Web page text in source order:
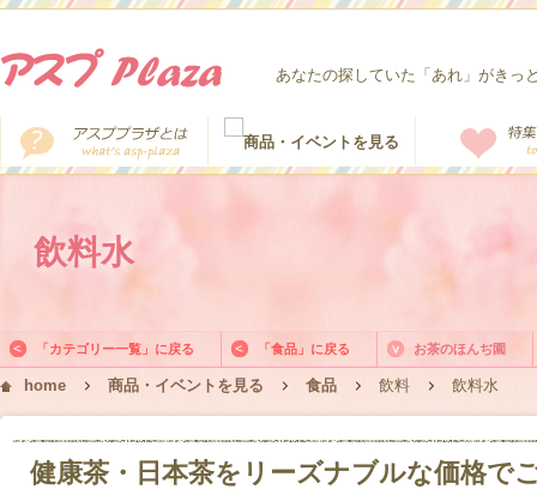
あなたの探していた「あれ」がきっ
飲料水
「カテゴリー一覧」に戻る 「食品」に戻る お茶のほんぢ園
home 商品・イベントを見る 食品 飲料 飲料水
健康茶・日本茶をリーズナブルな価格で